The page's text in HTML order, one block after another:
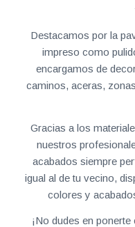
Destacamos por la
impreso como
encargamos de
caminos, aceras,
Gracias a los
nuestros
acabados siempre
igual al de tu vecino,
colores y
¡No dudes en